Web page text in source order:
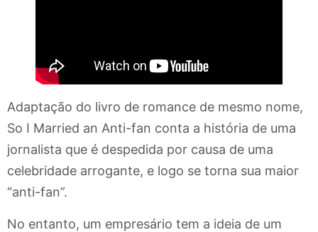
Adaptação do livro de romance de mesmo nome,
So I Married an Anti-fan conta a história de uma
jornalista que é despedida por causa de uma
celebridade arrogante, e logo se torna sua maior
“anti-fan”.
No entanto, um empresário tem a ideia de um